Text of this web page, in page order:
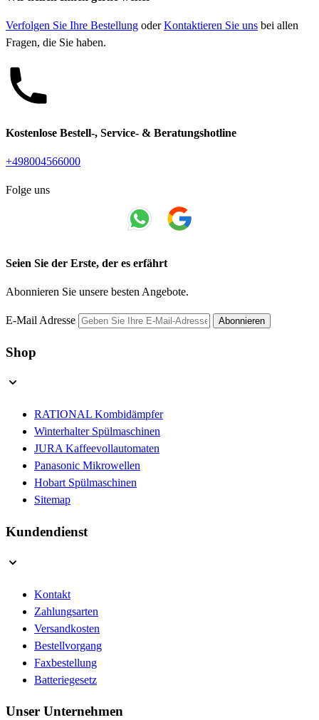
Verfolgen Sie Ihre Bestellung oderKontaktieren Sie uns bei allen
Fragen, die Sie haben.
Kostenlose Bestell-, Service- & Beratungshotline
+498004566000
Folge uns
Seien Sie der Erste, der es erfährt
Abonnieren Sie unsere besten Angebote.
E-Mail Adresse Abonnieren
Shop
RATIONAL Kombidämpfer
Winterhalter Spülmaschinen
JURA Kaffeevollautomaten
Panasonic Mikrowellen
Hobart Spülmaschinen
Sitemap
Kundendienst
Kontakt
Zahlungsarten
Versandkosten
Bestellvorgang
Faxbestellung
Batteriegesetz
Unser Unternehmen